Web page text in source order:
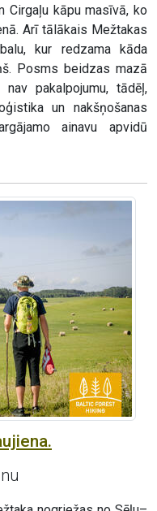
Cirgaļu kāpu masīvā, ko
Arī tālākais Mežtakas
kur redzama kāda
Posms beidzas mazā
pakalpojumu, tādēļ,
un nakšņošanas
ainavu apvidū